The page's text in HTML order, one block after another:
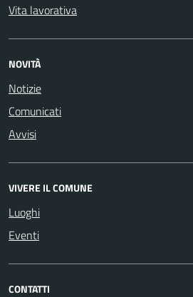
Vita lavorativa
NOVITÀ
Notizie
Comunicati
Avvisi
VIVERE IL COMUNE
Luoghi
Eventi
CONTATTI